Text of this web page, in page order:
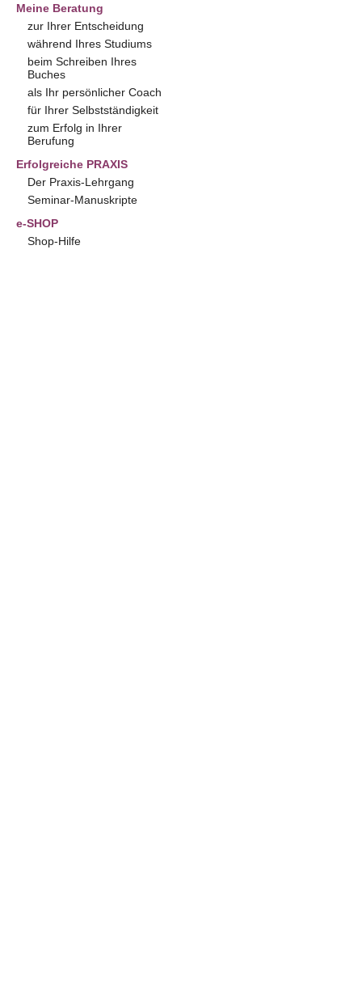
Meine Beratung
zur Ihrer Entscheidung
während Ihres Studiums
beim Schreiben Ihres
Buches
als Ihr persönlicher Coach
für Ihrer Selbstständigkeit
zum Erfolg in Ihrer
Berufung
Erfolgreiche PRAXIS
Der Praxis-Lehrgang
Seminar-Manuskripte
e-SHOP
Shop-Hilfe